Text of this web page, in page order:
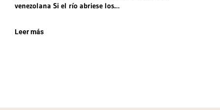
venezolana Si el río abriese los…
Leer más